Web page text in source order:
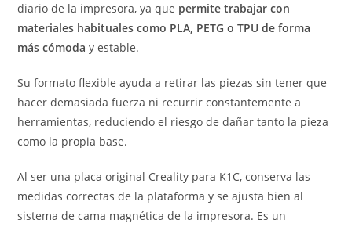
diario de la impresora, ya que permite trabajar con
materiales habituales como PLA, PETG o TPU de forma
más cómoda y estable.
Su formato flexible ayuda a retirar las piezas sin tener que
hacer demasiada fuerza ni recurrir constantemente a
herramientas, reduciendo el riesgo de dañar tanto la pieza
como la propia base.
Al ser una placa original Creality para K1C, conserva las
medidas correctas de la plataforma y se ajusta bien al
sistema de cama magnética de la impresora. Es un